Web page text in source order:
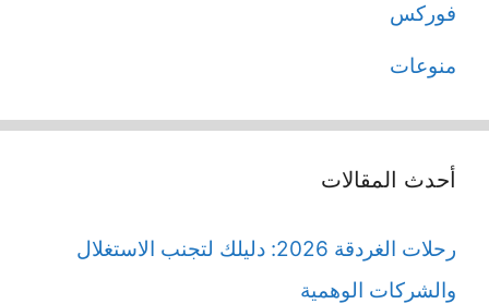
فوركس
منوعات
أحدث المقالات
رحلات الغردقة 2026: دليلك لتجنب الاستغلال
والشركات الوهمية